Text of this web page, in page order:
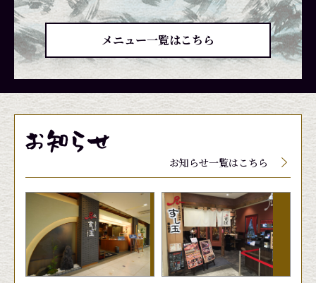
メニュー一覧はこちら
メニューに関しましては、季節、天候によって入
荷していない場合、品質保持の為店頭にて値段が
変動する場合がございます。
メニューに関しましては、季節、天候によって入
荷していない場合、品質保持の為店頭にて値段が
変動する場合がございます。
メニューに関しましては、季節、天候によって入
荷していない場合、品質保持の為店頭にて値段が
変動する場合がございます。
お知らせ一覧はこちら